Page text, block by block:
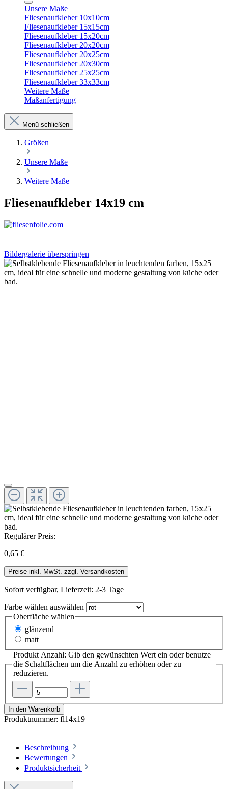
Unsere Maße
Fliesenaufkleber 10x10cm
Fliesenaufkleber 15x15cm
Fliesenaufkleber 15x20cm
Fliesenaufkleber 20x20cm
Fliesenaufkleber 20x25cm
Fliesenaufkleber 20x30cm
Fliesenaufkleber 25x25cm
Fliesenaufkleber 33x33cm
Weitere Maße
Maßanfertigung
Menü schließen
Größen
Unsere Maße
Weitere Maße
Fliesenaufkleber 14x19 cm
Bildergalerie überspringen
Regulärer Preis:
0,65 €
Preise inkl. MwSt. zzgl. Versandkosten
Sofort verfügbar, Lieferzeit: 2-3 Tage
Farbe wählen auswählen
Oberfläche wählen
glänzend
matt
Produkt Anzahl: Gib den gewünschten Wert ein oder benutze
die Schaltflächen um die Anzahl zu erhöhen oder zu
reduzieren.
In den Warenkorb
Produktnummer: fl14x19
Beschreibung
Bewertungen
Produktsicherheit